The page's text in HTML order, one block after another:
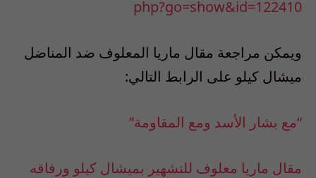
php?go=show&id=122410
ويمكن مراجعة مقال ماريا المعلوف ضد المناضل
ميشال كيلو على الرابط التالي:
“مع بشار الأسد ومع المقاومة”
مقال ماريا معلوف للتشهير بميشال كيلو ورفاقه